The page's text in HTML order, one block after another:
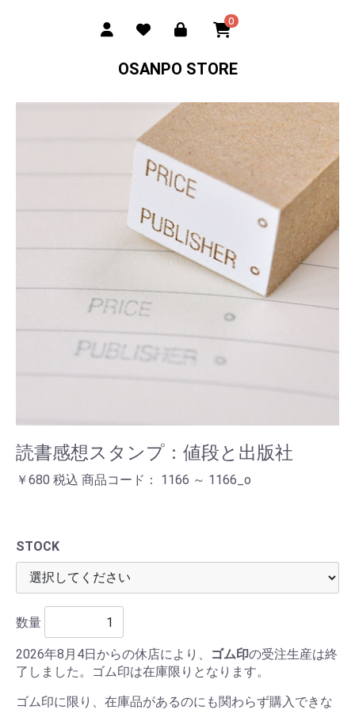
0
OSANPO STORE
読書感想スタンプ：値段と出版社
￥680 税込 商品コード： 1166 ～ 1166_o
STOCK
数量
2026年8月4日からの休店により、 ゴム印の受注生産は終
了しました。ゴム印は在庫限りとなります。
ゴム印に限り、在庫品があるのにも関わらず購入できな